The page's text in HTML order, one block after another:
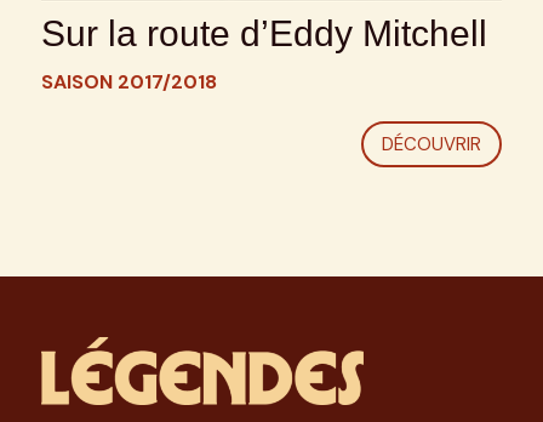
Sur la route d’Eddy Mitchell
SAISON 2017/2018
DÉCOUVRIR